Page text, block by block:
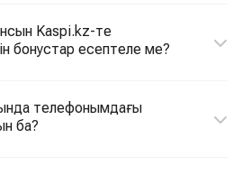
те
бонустар есептеле ме?
телефонымдағы
ба?